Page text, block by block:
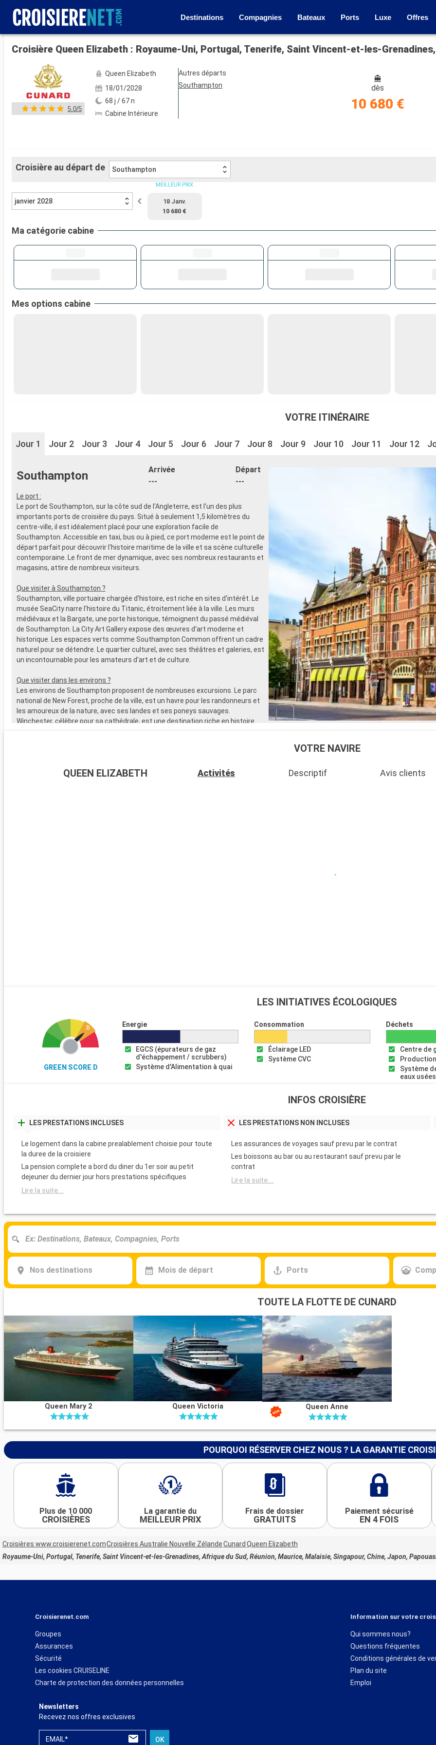
Destinations Compagnies Bateaux Ports Luxe Offres
Voir les 72 autres photos
5.0/5
Queen Elizabeth
18/01/2028
68 j / 67 n
Cabine Intérieure
Autres départs
Southampton
dès
10 680 €
Croisière au départ de Southampton
janvier 2028
MEILLEUR PRIX
18 Janv.
10 680 €
Ma catégorie cabine
Mes options cabine
VOTRE ITINÉRAIRE
Jour 1 Jour 2 Jour 3 Jour 4 Jour 5 Jour 6 Jour 7 Jour 8 Jour 9 Jour 10 Jour 11 Jour 12
Southampton
Arrivée
---
Départ
---
Le port :
Le port de Southampton, sur la côte sud de l'Angleterre, est l'un des plus
importants ports de croisière du pays. Situé à seulement 1,5 kilomètres du
centre-ville, il est idéalement placé pour une exploration facile de
Southampton. Accessible en taxi, bus ou à pied, ce port moderne est le point de
départ parfait pour découvrir l'histoire maritime de la ville et sa scène culturelle
contemporaine. Le front de mer dynamique, avec ses nombreux restaurants et
magasins, attire de nombreux visiteurs.
Que visiter à Southampton ?
Southampton, ville portuaire chargée d'histoire, est riche en sites d'intérêt. Le
musée SeaCity narre l'histoire du Titanic, étroitement liée à la ville. Les murs
médiévaux et la Bargate, une porte historique, témoignent du passé médiéval
de Southampton. La City Art Gallery expose des œuvres d'art moderne et
historique. Les espaces verts comme Southampton Common offrent un cadre
naturel pour se détendre. Le quartier culturel, avec ses théâtres et galeries, est
un incontournable pour les amateurs d'art et de culture.
Que visiter dans les environs ?
Les environs de Southampton proposent de nombreuses excursions. Le parc
national de New Forest, proche de la ville, est un havre pour les randonneurs et
les amoureux de la nature, avec ses landes et ses poneys sauvages.
Winchester, célèbre pour sa cathédrale, est une destination riche en histoire.
VOTRE NAVIRE
QUEEN ELIZABETH Activités Descriptif Avis clients
LES INITIATIVES ÉCOLOGIQUES
GREEN SCORE D
Energie
EGCS (épurateurs de gaz
d'échappement / scrubbers)
Système d'Alimentation à quai
Consommation
Éclairage LED
Système CVC
Déchets
Centre de
Système
eaux usées
INFOS CROISIÈRE
LES PRESTATIONS INCLUSES
Le logement dans la cabine prealablement choisie pour toute
la duree de la croisiere
La pension complete a bord du diner du 1er soir au petit
dejeuner du dernier jour hors prestations spécifiques
Lire la suite...
LES PRESTATIONS NON INCLUSES
Les assurances de voyages sauf prevu par le contrat
Les boissons au bar ou au restaurant sauf prevu par le
contrat
Lire la suite...
Nos destinations Mois de départ Ports
TOUTE LA FLOTTE DE CUNARD
Queen Mary 2 Queen Victoria Queen Anne
POURQUOI RÉSERVER CHEZ NOUS ? LA GARANTIE
Plus de 10 000
CROISIÈRES
La garantie du
MEILLEUR PRIX
Frais de dossier
GRATUITS
Paiement sécurisé
EN 4 FOIS
Croisières www.croisierenet.comCroisières Australie Nouvelle ZélandeCunard Queen Elizabeth
Royaume-Uni, Portugal, Tenerife, Saint Vincent-et-les-Grenadines, Afrique du Sud, Réunion, Maurice, Malaisie, Singapour, Chine, Japon,
Croisierenet.com
Groupes
Assurances
Sécurité
Les cookies CRUISELINE
Charte de protection des données personnelles
Information sur votre
Qui sommes nous?
Questions fréquentes
Conditions générales de
Plan du site
Emploi
Newsletters
Recevez nos offres exclusives
EMAIL* OK